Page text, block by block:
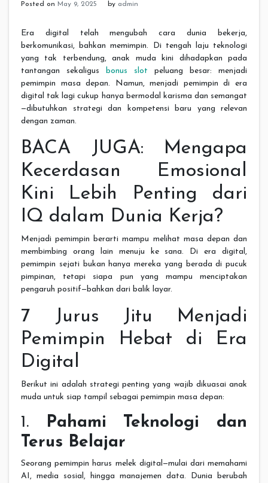
Posted on May 9, 2025 by admin
Era digital telah mengubah cara dunia bekerja,
berkomunikasi, bahkan memimpin. Di tengah laju teknologi
yang tak terbendung, anak muda kini dihadapkan pada
tantangan sekaligus
bonus slot peluang besar: menjadi
pemimpin masa depan. Namun, menjadi pemimpin di era
digital tak lagi cukup hanya bermodal karisma dan semangat
—dibutuhkan strategi dan kompetensi baru yang relevan
dengan zaman.
BACA JUGA: Mengapa
Kecerdasan Emosional
Kini Lebih Penting dari
IQ dalam Dunia Kerja?
Menjadi pemimpin berarti mampu melihat masa depan dan
membimbing orang lain menuju ke sana. Di era digital,
pemimpin sejati bukan hanya mereka yang berada di pucuk
pimpinan, tetapi siapa pun yang mampu menciptakan
pengaruh positif—bahkan dari balik layar.
7 Jurus Jitu Menjadi
Pemimpin Hebat di Era
Digital
Berikut ini adalah strategi penting yang wajib dikuasai anak
muda untuk siap tampil sebagai pemimpin masa depan:
1.
Pahami Teknologi dan
Terus Belajar
Seorang pemimpin harus melek digital—mulai dari memahami
AI, media sosial, hingga manajemen data. Dunia berubah